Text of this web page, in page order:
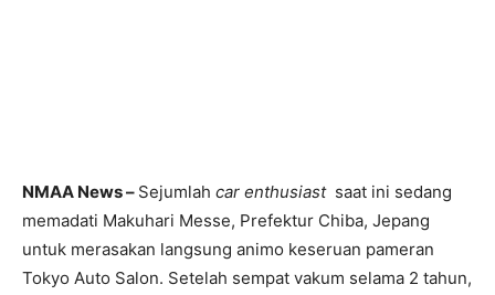
NMAA News – Sejumlah car enthusiast saat ini sedang
memadati Makuhari Messe, Prefektur Chiba, Jepang
untuk merasakan langsung animo keseruan pameran
Tokyo Auto Salon. Setelah sempat vakum selama 2 tahun,